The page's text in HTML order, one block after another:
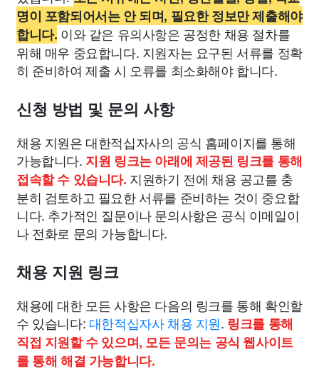
명이 포함되어서는 안 되며, 필요한 정보만 제출해야
합니다. 이와 같은 유의사항은 공정한 채용 절차를
위해 매우 중요합니다. 지원자는 요구된 서류를 정확
히 준비하여 제출 시 오류를 최소화해야 합니다.
신청 방법 및 문의 사항
채용 지원은 대한적십자사의 공식 홈페이지를 통해
가능합니다. 지원 링크는 아래에 제공된 링크를 통해
접속할 수 있습니다. 지원하기 전에 채용 공고를 충
분히 검토하고 필요한 서류를 준비하는 것이 중요합
니다. 추가적인 질문이나 문의사항은 공식 이메일이
나 전화로 문의 가능합니다.
채용 지원 링크
채용에 대한 모든 사항은 다음의 링크를 통해 확인할
수 있습니다: 대한적십자사 채용 지원. 링크를 통해
직접 지원할 수 있으며, 모든 문의는 공식 웹사이트
를 통해 해결 가능합니다.